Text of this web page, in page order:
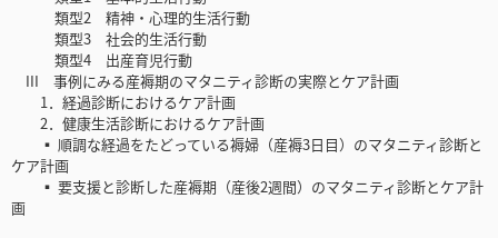
類型2 精神・心理的生活行動
類型3 社会的生活行動
類型4 出産育児行動
III 事例にみる産褥期のマタニティ診断の実際とケア計画
1．経過診断におけるケア計画
2．健康生活診断におけるケア計画
▪ 順調な経過をたどっている褥婦（産褥3日目）のマタニティ診断と
ケア計画
▪ 要支援と診断した産褥期（産後2週間）のマタニティ診断とケア計
画